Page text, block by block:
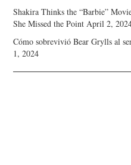
Shakira Thinks the “Barbie”
She Missed the Point April 2,
Cómo sobrevivió Bear Grylls al
1, 2024